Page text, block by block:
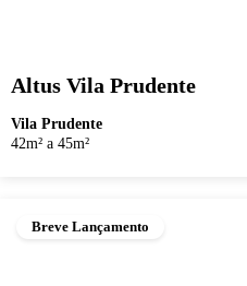
Altus Vila Prudente
Vila Prudente
42m² a 45m²
Breve Lançamento